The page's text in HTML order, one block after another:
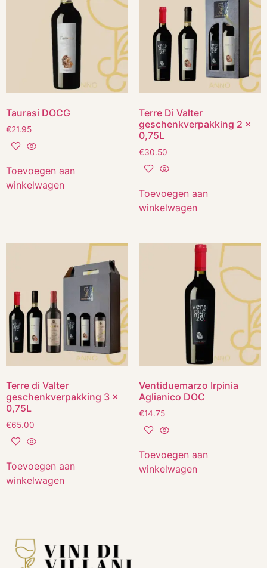
Taurasi DOCG
€21.95
Toevoegen aan
winkelwagen
Terre Di Valter
geschenkverpakking 2 x
0,75L
€30.50
Toevoegen aan
winkelwagen
Terre di Valter
geschenkverpakking 3 x
0,75L
€65.00
Toevoegen aan
winkelwagen
Ventiduemarzo Irpinia
Aglianico DOC
€14.75
Toevoegen aan
winkelwagen